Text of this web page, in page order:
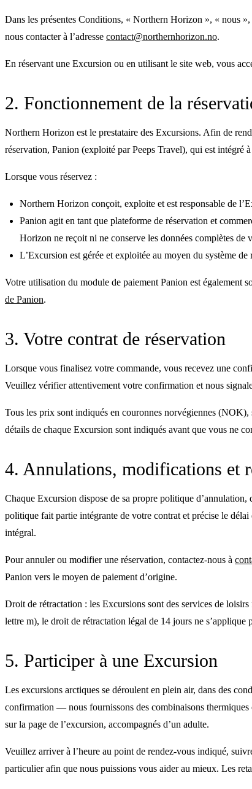
Dans les présentes Conditions, « Northern Horizon », « nous
nous contacter à l’adresse contact@northernhorizon.no.
En réservant une Excursion ou en utilisant le site web, vous
2. Fonctionnement de la
Northern Horizon est le prestataire des Excursions. Afin de
réservation, Panion (exploité par Peeps Travel), qui est intégré
Lorsque vous réservez :
Northern Horizon conçoit, exploite et est responsable de
Panion agit en tant que plateforme de réservation et
Horizon ne reçoit ni ne conserve les données complètes de
L’Excursion est gérée et exploitée au moyen du système
Votre utilisation du module de paiement Panion est également
de Panion.
3. Votre contrat de réservation
Lorsque vous finalisez votre commande, vous recevez une
Veuillez vérifier attentivement votre confirmation et nous
Tous les prix sont indiqués en couronnes norvégiennes
détails de chaque Excursion sont indiqués avant que vous ne
4. Annulations, modifications et
Chaque Excursion dispose de sa propre politique
politique fait partie intégrante de votre contrat et précise le
intégral.
Pour annuler ou modifier une réservation, contactez-nous à
Panion vers le moyen de paiement d’origine.
Droit de rétractation : les Excursions sont des services de
lettre m), le droit de rétractation légal de 14 jours ne
5. Participer à une Excursion
Les excursions arctiques se déroulent en plein air, dans des
confirmation — nous fournissons des combinaisons thermiques
sur la page de l’excursion, accompagnés d’un adulte.
Veuillez arriver à l’heure au point de rendez-vous indiqué,
particulier afin que nous puissions vous aider au mieux. Les